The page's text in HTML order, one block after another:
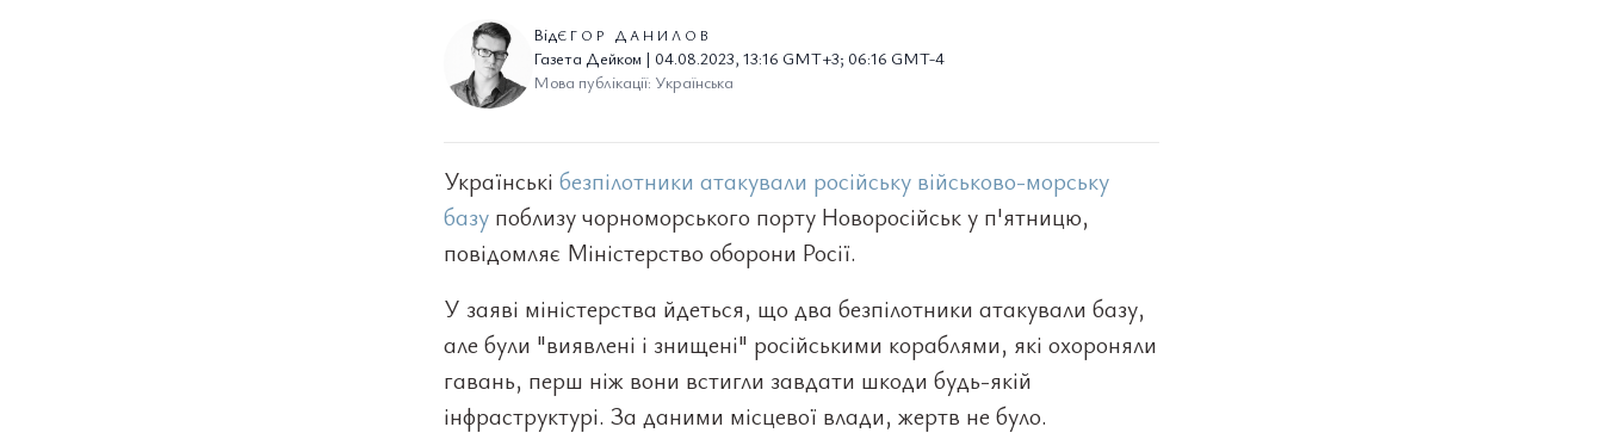
ВідЄГОР ДАНИЛОВ
Газета Дейком | 04.08.2023, 13:16 GMT+3; 06:16 GMT-4
Мова публікації: Українська
Українські безпілотники атакували російську військово-морську
базу поблизу чорноморського порту Новоросійськ у п'ятницю,
повідомляє Міністерство оборони Росії.
У заяві міністерства йдеться, що два безпілотники атакували базу,
але були "виявлені і знищені" російськими кораблями, які охороняли
гавань, перш ніж вони встигли завдати шкоди будь-якій
інфраструктурі. За даними місцевої влади, жертв не було.